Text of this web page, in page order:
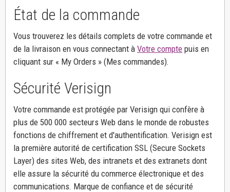
État de la commande
Vous trouverez les détails complets de votre commande et
de la livraison en vous connectant à Votre compte puis en
cliquant sur « My Orders » (Mes commandes).
Sécurité Verisign
Votre commande est protégée par Verisign qui confère à
plus de 500 000 secteurs Web dans le monde de robustes
fonctions de chiffrement et d'authentification. Verisign est
la première autorité de certification SSL (Secure Sockets
Layer) des sites Web, des intranets et des extranets dont
elle assure la sécurité du commerce électronique et des
communications. Marque de confiance et de sécurité